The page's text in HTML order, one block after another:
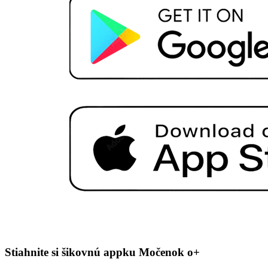
Stiahnite si šikovnú appku Močenok o+